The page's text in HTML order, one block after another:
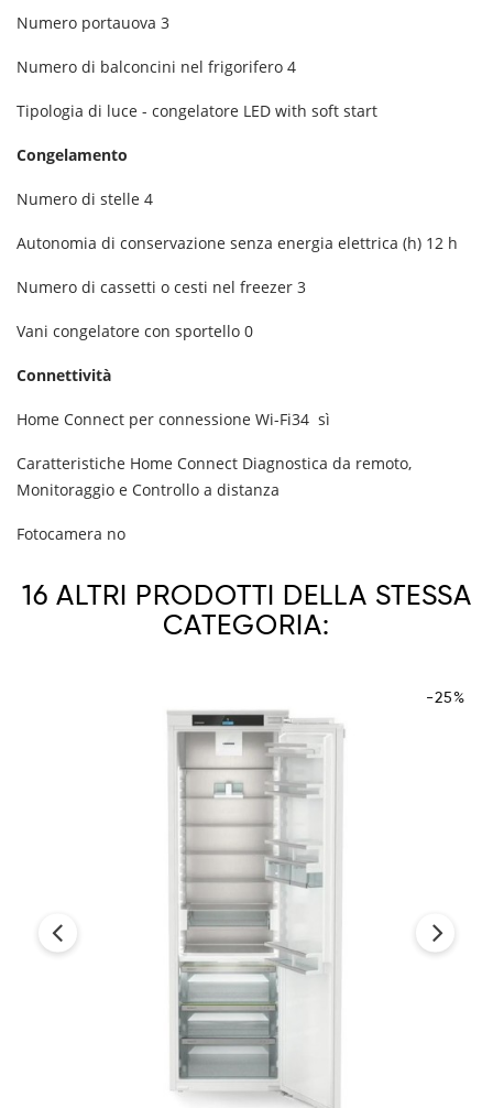
Numero portauova 3
Numero di balconcini nel frigorifero 4
Tipologia di luce - congelatore LED with soft start
Congelamento
Numero di stelle 4
Autonomia di conservazione senza energia elettrica (h) 12 h
Numero di cassetti o cesti nel freezer 3
Vani congelatore con sportello 0
Connettività
Home Connect per connessione Wi-Fi34 sì
Caratteristiche Home Connect Diagnostica da remoto,
Monitoraggio e Controllo a distanza
Fotocamera no
16 ALTRI PRODOTTI DELLA STESSA
CATEGORIA:
-25%
‹ ›